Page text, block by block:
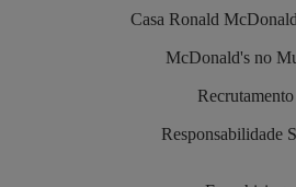
Casa Ronald
McDonald's no
Recrutamento
Responsabilidade